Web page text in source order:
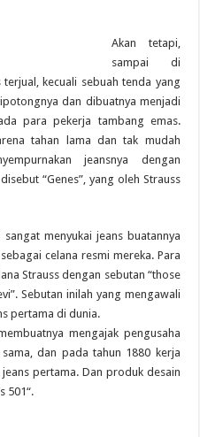
Akan tetapi,
sampai di
kecuali sebuah tenda yang
dan dibuatnya menjadi
para pekerja tambang emas.
tahan lama dan tak mudah
jeansnya dengan
“Genes”, yang oleh Strauss
menyukai jeans buatannya
celana resmi mereka. Para
Strauss dengan sebutan “those
Sebutan inilah yang mengawali
pertama di dunia.
mengajak pengusaha
dan pada tahun 1880 kerja
pertama. Dan produk desain
501“.